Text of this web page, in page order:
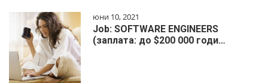
юни 10, 2021
Job: SOFTWARE ENGINEERS
(заплата: до $200 000 годи…